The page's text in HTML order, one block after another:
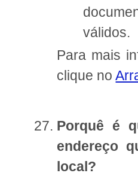
válidos.
Para mais
clique no
Porquê é
endereço
local?